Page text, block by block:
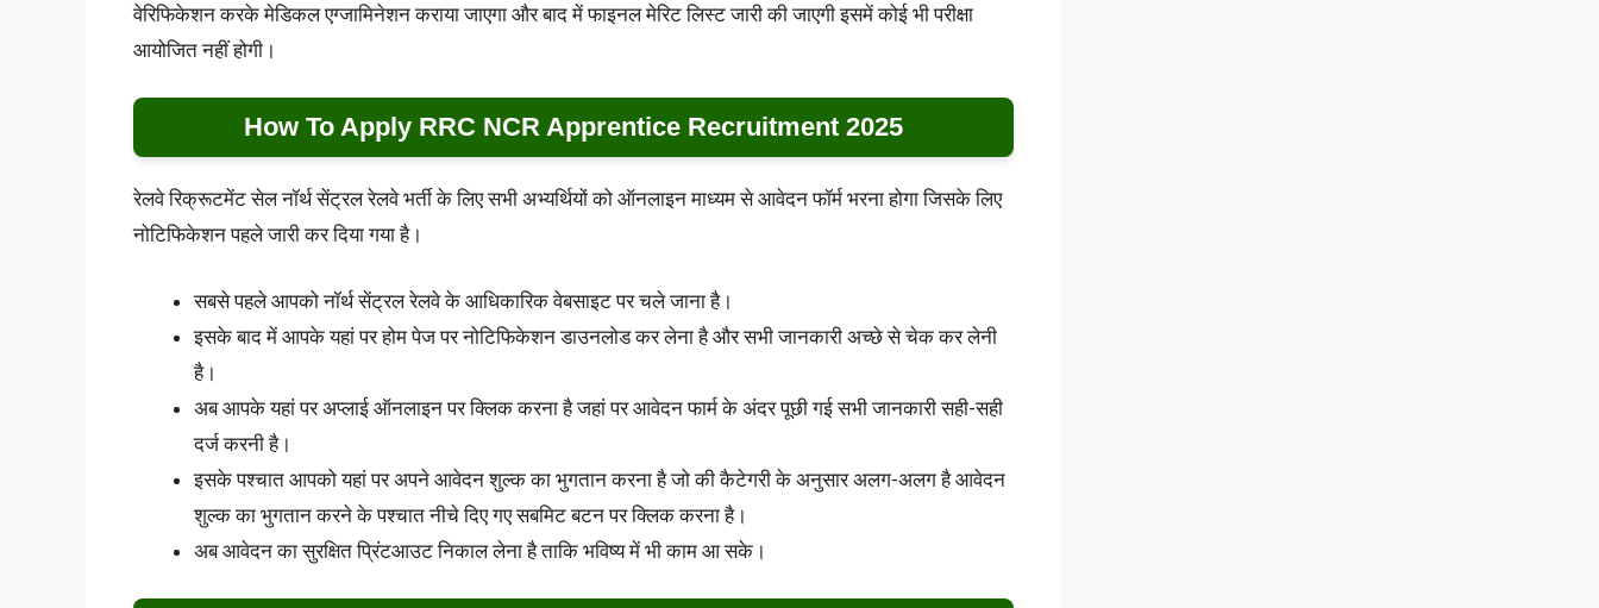
वेरिफिकेशन करके मेडिकल एग्जामिनेशन कराया जाएगा और बाद में फाइनल मेरिट लिस्ट जारी की जाएगी इसमें कोई भी परीक्षा
आयोजित नहीं होगी।
How To Apply RRC NCR Apprentice Recruitment 2025
रेलवे रिक्रूटमेंट सेल नॉर्थ सेंट्रल रेलवे भर्ती के लिए सभी अभ्यर्थियों को ऑनलाइन माध्यम से आवेदन फॉर्म भरना होगा जिसके लिए
नोटिफिकेशन पहले जारी कर दिया गया है।
सबसे पहले आपको नॉर्थ सेंट्रल रेलवे के आधिकारिक वेबसाइट पर चले जाना है।
इसके बाद में आपके यहां पर होम पेज पर नोटिफिकेशन डाउनलोड कर लेना है और सभी जानकारी अच्छे से चेक कर लेनी
है।
अब आपके यहां पर अप्लाई ऑनलाइन पर क्लिक करना है जहां पर आवेदन फार्म के अंदर पूछी गई सभी जानकारी सही-सही
दर्ज करनी है।
इसके पश्चात आपको यहां पर अपने आवेदन शुल्क का भुगतान करना है जो की कैटेगरी के अनुसार अलग-अलग है आवेदन
शुल्क का भुगतान करने के पश्चात नीचे दिए गए सबमिट बटन पर क्लिक करना है।
अब आवेदन का सुरक्षित प्रिंटआउट निकाल लेना है ताकि भविष्य में भी काम आ सके।